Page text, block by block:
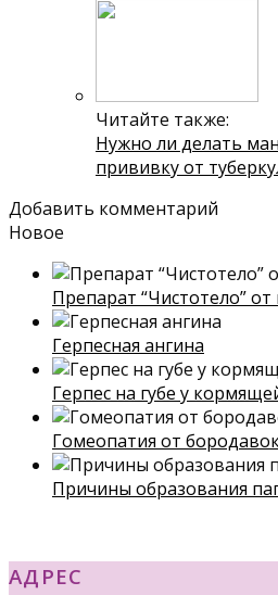
Читайте также:
Нужно ли делать
прививку от
Добавить комментарий
Новое
Препарат “Чистотело”
Герпесная ангина
Герпес на губе у
Гомеопатия от
Причины образования
АДРЕС